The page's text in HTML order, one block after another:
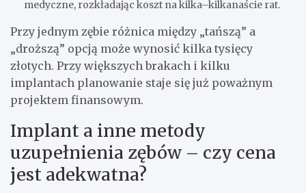
medyczne, rozkładając koszt na kilka–kilkanaście rat.
Przy jednym zębie różnica między „tańszą” a
„droższą” opcją może wynosić kilka tysięcy
złotych. Przy większych brakach i kilku
implantach planowanie staje się już poważnym
projektem finansowym.
Implant a inne metody
uzupełnienia zębów – czy cena
jest adekwatna?